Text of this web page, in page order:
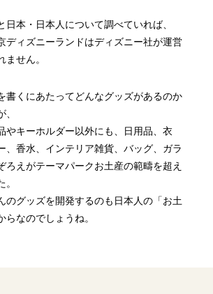
日本・日本人について調べていれば、
ディズニーランドはディズニー社が運営
ません。
書くにあたってどんなグッズがあるのか
やキーホルダー以外にも、日用品、衣
、香水、インテリア雑貨、バッグ、ガラ
ろえがテーマパークお土産の範疇を超え
のグッズを開発するのも日本人の「お土
らなのでしょうね。